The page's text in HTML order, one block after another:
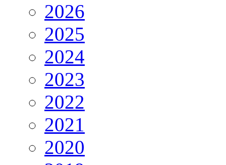
2026
2025
2024
2023
2022
2021
2020